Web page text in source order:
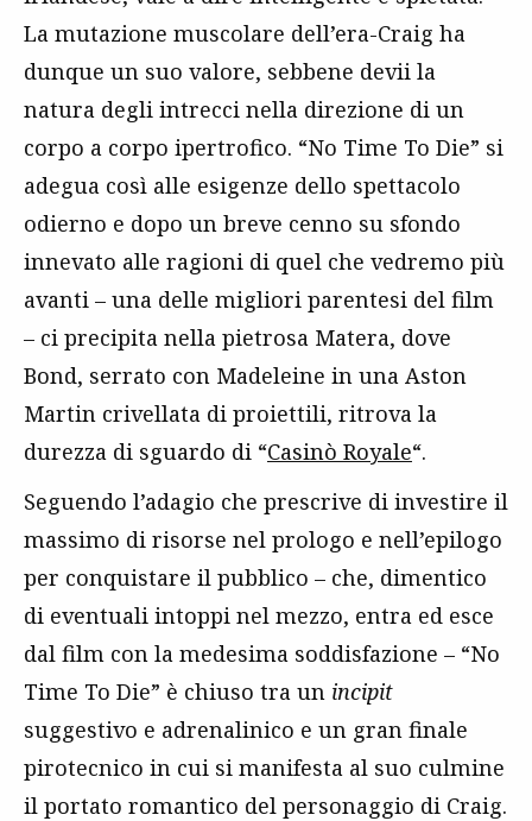
La mutazione muscolare dell’era-Craig ha
dunque un suo valore, sebbene devii la
natura degli intrecci nella direzione di un
corpo a corpo ipertrofico. “No Time To Die” si
adegua così alle esigenze dello spettacolo
odierno e dopo un breve cenno su sfondo
innevato alle ragioni di quel che vedremo più
avanti – una delle migliori parentesi del film
– ci precipita nella pietrosa Matera, dove
Bond, serrato con Madeleine in una Aston
Martin crivellata di proiettili, ritrova la
durezza di sguardo di “Casinò Royale“.
Seguendo l’adagio che prescrive di investire il
massimo di risorse nel prologo e nell’epilogo
per conquistare il pubblico – che, dimentico
di eventuali intoppi nel mezzo, entra ed esce
dal film con la medesima soddisfazione – “No
Time To Die” è chiuso tra un incipit
suggestivo e adrenalinico e un gran finale
pirotecnico in cui si manifesta al suo culmine
il portato romantico del personaggio di Craig.